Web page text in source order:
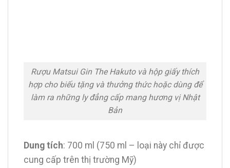
Rượu Matsui Gin The Hakuto và hộp giấy thích
hợp cho biếu tặng và thưởng thức hoặc dùng để
làm ra những ly đẳng cấp mang hương vị Nhật
Bản
Dung tích: 700 ml (750 ml – loại này chỉ được
cung cấp trên thị trường Mỹ)